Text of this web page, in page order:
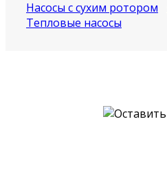
Насосы с сухим ротором
Тепловые насосы